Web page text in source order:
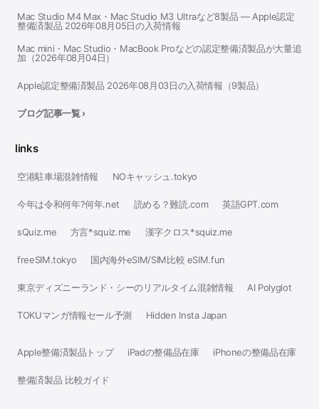
Mac Studio M4 Max・Mac Studio M3 Ultraなど8製品 — Apple認定
整備済製品 2026年08月05日の入荷情報
Mac mini・Mac Studio・MacBook Proなどの認定整備済製品が大量追
加（2026年08月04日）
Apple認定整備済製品 2026年08月03日の入荷情報（9製品）
ブログ記事一覧 ›
links
空港駐車場混雑情報 NOキャッシュ.tokyo
今年は令和何年?何年.net 読める？難読.com 英語GPT.com
sQuiz.me 方言*squiz.me 漢字クロス*squiz.me
freeSIM.tokyo 国内海外eSIM/SIM比較 eSIM.fun
東京ディズニーランド・シーのリアルタイム混雑情報 AI Polyglot
TOKUマンガ情報セール予測 Hidden Insta Japan
Apple整備済製品トップ iPadの整備品在庫 iPhoneの整備品在庫
整備済製品 比較ガイド